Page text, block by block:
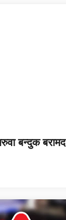
बन्दुक बरामद